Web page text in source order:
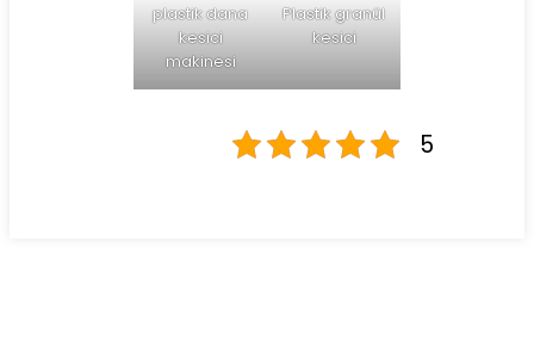
plastik dana
kesici
makinesi
Plastik granül
kesici
5